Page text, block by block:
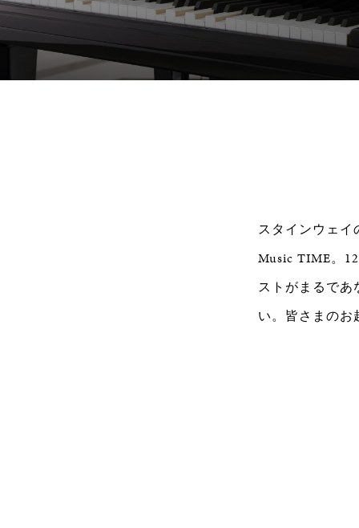
スタインウェイ
Music TIME。
ストがまるで
い。皆さまの